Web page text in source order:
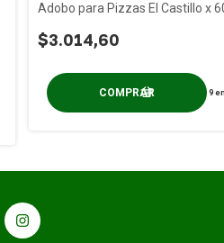
Adobo para Pizzas El Castillo x
$3.014,60
9